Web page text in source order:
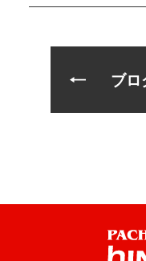
ブロ